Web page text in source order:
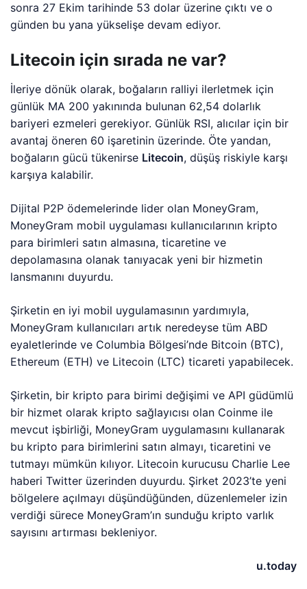
sonra 27 Ekim tarihinde 53 dolar üzerine çıktı ve o
günden bu yana yükselişe devam ediyor.
Litecoin için sırada ne var?
İleriye dönük olarak, boğaların ralliyi ilerletmek için
günlük MA 200 yakınında bulunan 62,54 dolarlık
bariyeri ezmeleri gerekiyor. Günlük RSI, alıcılar için bir
avantaj öneren 60 işaretinin üzerinde. Öte yandan,
boğaların gücü tükenirse Litecoin, düşüş riskiyle karşı
karşıya kalabilir.
Dijital P2P ödemelerinde lider olan MoneyGram,
MoneyGram mobil uygulaması kullanıcılarının kripto
para birimleri satın almasına, ticaretine ve
depolamasına olanak tanıyacak yeni bir hizmetin
lansmanını duyurdu.
Şirketin en iyi mobil uygulamasının yardımıyla,
MoneyGram kullanıcıları artık neredeyse tüm ABD
eyaletlerinde ve Columbia Bölgesi’nde Bitcoin (BTC),
Ethereum (ETH) ve Litecoin (LTC) ticareti yapabilecek.
Şirketin, bir kripto para birimi değişimi ve API güdümlü
bir hizmet olarak kripto sağlayıcısı olan Coinme ile
mevcut işbirliği, MoneyGram uygulamasını kullanarak
bu kripto para birimlerini satın almayı, ticaretini ve
tutmayı mümkün kılıyor. Litecoin kurucusu Charlie Lee
haberi Twitter üzerinden duyurdu. Şirket 2023’te yeni
bölgelere açılmayı düşündüğünden, düzenlemeler izin
verdiği sürece MoneyGram’ın sunduğu kripto varlık
sayısını artırması bekleniyor.
u.today